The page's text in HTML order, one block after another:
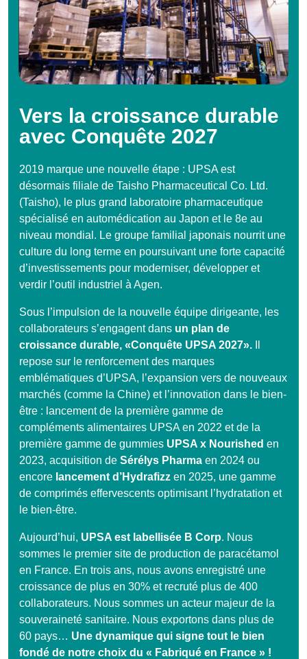
Vers la croissance durable
avec Conquête 2027
2019 marque une nouvelle étape : UPSA est
désormais filiale de Taisho Pharmaceutical Co. Ltd.
(Taisho), le plus grand laboratoire pharmaceutique
spécialisé en automédication au Japon et le 8e au
niveau mondial. Le groupe familial japonais nourrit une
culture du long terme en poursuivant une forte capacité
d’investissements pour moderniser, développer et
verdir l’outil industriel à Agen.
Sous l’impulsion de la nouvelle équipe dirigeante, les
collaborateurs s’engagent dans un plan de
croissance durable, «Conquête UPSA 2027».
repose sur le renforcement des marques
emblématiques d’UPSA, l’expansion vers de nouveaux
marchés (comme la Chine) et l’innovation dans le bien-
être : lancement de la première gamme de
compléments alimentaires UPSA en 2022 et de la
première gamme de gummies UPSA x Nourished en
2023, acquisition de Sérélys Pharma en 2024 ou
encore lancement d’Hydrafizz en 2025, une gamme
de comprimés effervescents optimisant l’hydratation et
le bien-être.
Aujourd’hui, UPSA est labellisée B Corp. Nous
sommes le premier site de production de paracétamol
en France. En trois ans, nous avons enregistré une
croissance de plus en 30% et recruté plus de 400
collaborateurs. Nous sommes un acteur majeur de la
souveraineté sanitaire. Nous exportons dans plus de
60 pays… Une dynamique qui signe tout le bien
fondé de notre choix du « Fabriqué en France » !